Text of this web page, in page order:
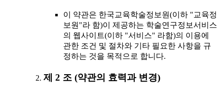
이 약관은 한국교육학술정보원(이하 "교육정
보원"라 함)이 제공하는 학술연구정보서비스
의 웹사이트(이하 "서비스" 라함)의 이용에
관한 조건 및 절차와 기타 필요한 사항을 규
정하는 것을 목적으로 합니다.
제 2 조 (약관의 효력과 변경)